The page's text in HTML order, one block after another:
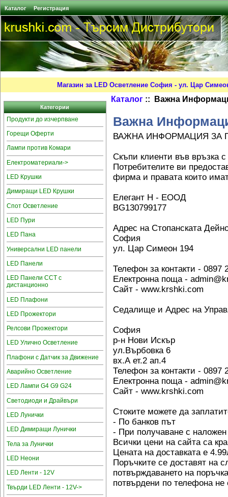
Каталог Регистрация
Магазин за LED Осветление София - ул. Цар
Категории
Продукти до изчерпване
Горещи Оферти
Лампи против Комари
Електроматериали->
LED Крушки
Димиращи LED Крушки
Спот Осветление
LED Пури
LED Пана
Универсални LED панели
LED Панели
LED Панели CCT с
дистанционно
LED Плафони
LED Прожектори
Релсови Прожектори
LED Улично Осветление
Плафони с Датчик за Движение
Аварийно Осветление
LED Лампи G4 G9 G24
Светодиоди и Драйвъри
LED Лунички
LED Димиращи Лунички
Тела за Лунички
LED Неони
LED Ленти - 12V
Твърди LED Ленти - 12V->
Каталог :: Важна
Важна
ВАЖНА ИНФОРМАЦИЯ ЗА
Скъпи клиенти във връзка
Потребителите ви
фирма и правата които
Елегант Н - ЕООД
BG130799177
Адрес на Стопанската
София
ул. Цар Симеон 194
Телефон за контакти - 0897
Електронна поща -
Сайт - www.krshki.com
Седалище и Адрес на
София
р-н Нови Искър
ул.Върбовка 6
вх.А ет.2 ап.4
Телефон за контакти - 0897
Електронна поща -
Сайт - www.krshki.com
Стоките можете да
- По банков път
- При получаване с
Всички цени на сайта са
Цената на доставката е
Поръчките се доставят на
потвърждаването на
потвърдени по телефона